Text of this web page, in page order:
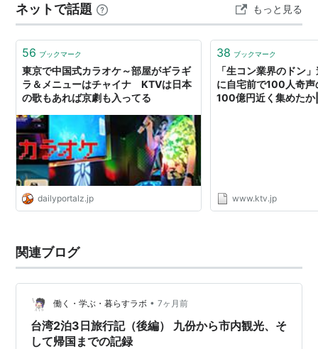
店に入ると、まず10人以上の小姐がずらりと並ぶ。 そし
て、その中からひとりを指名するのだ。 指名された娘
は、…
ネットで話題 もっと見る
56 ブックマーク
東京で中国式カラオケ～部屋がギラギ
ラ＆メニューはチャイナ KTVは日本
の歌もあれば京劇も入ってる
dailyportalz.jp
38 ブックマーク
「生コン業界のドン
に自宅前で100人奇声
100億円近く集めた
www.ktv.jp
関連ブログ
働く・学ぶ・暮らすラボ • 7ヶ月前
台湾2泊3日旅行記（後編） 九份から市内観光、そ
して帰国までの記録